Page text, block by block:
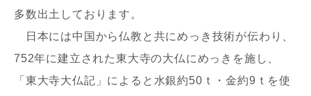
多数出土しております。
日本には中国から仏教と共にめっき技術が伝わり、
752年に建立された東大寺の大仏にめっきを施し、
「東大寺大仏記」によると水銀約50ｔ・金約9ｔを使